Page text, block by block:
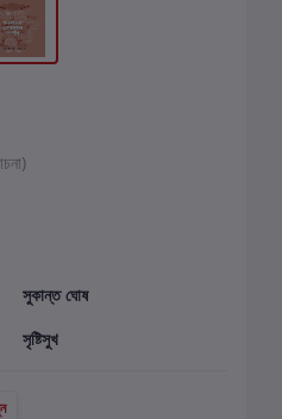
সুকান্ত ঘোষ
সৃষ্টিসুখ